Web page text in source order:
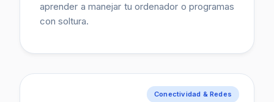
aprender a manejar tu ordenador o programas
con soltura.
Conectividad & Redes